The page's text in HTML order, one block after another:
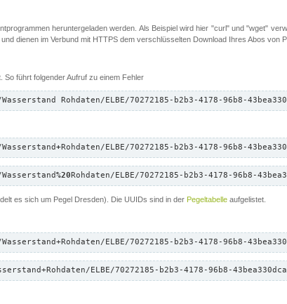
heruntergeladen werden. Als Beispiel wird hier "curl" und "wget"
dienen im Verbund mit HTTPS dem verschlüsselten Download Ihres Abos von
führt folgender Aufruf zu einem Fehler
Rohdaten/ELBE/70272185-b2b3-4178-96b8-
+Rohdaten/ELBE/70272185-b2b3-4178-96b8-
%20Rohdaten/ELBE/70272185-b2b3-4178-96b8-
es sich um Pegel Dresden). Die UUIDs sind in der Pegeltabelle aufgelistet.
ELBE/70272185-b2b3-4178-96b8-
ELBE/70272185-b2b3-4178-96b8-